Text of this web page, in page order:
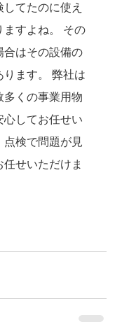
てたのに使え
ますよね。 その
合はその設備の
ます。 弊社は
多くの事業用物
してお任せい
点検で問題が見
せいただけま